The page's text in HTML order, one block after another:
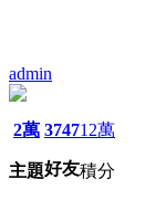
admin
2萬
主題
3747
好友
12萬
積分